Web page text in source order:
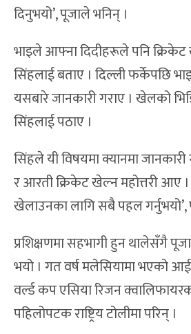
दिनुभयो’, पूजाले भनिन् ।
भाइले आफ्ना दिदीहरूले पनि
सिंहलाई बताए । दिल्ली फर्केपछि
यसबारे जानकारी गराए । खेलको
सिंहलाई पठाए ।
सिंहले यी विषयमा क्यानमा
र आरती क्रिकेट खेल्न महोत्तरी आए
खेलाउनका लागि सबै पहल गर्नुभयो’,
प्रशिक्षणमा सहभागी हुन थालेसँगै
भयो । गत वर्ष मलेसियामा भएको
वर्ल्ड कप एसिया रिजन
पहिलोपटक राष्ट्रिय टोलीमा परिन् ।